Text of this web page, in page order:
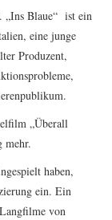
„Ins Blaue“ ist ein
eine junge
Produzent,
„Überall
mehr.
haben,
ein. Ein
von